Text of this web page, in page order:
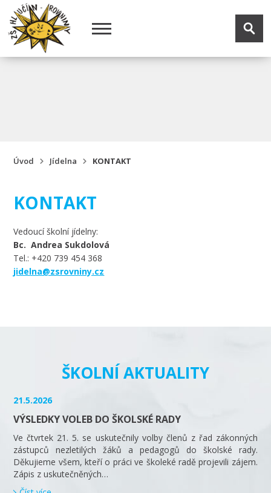
Úvod Jídelna KONTAKT
KONTAKT
Vedoucí školní jídelny:
Bc. Andrea Sukdolová
Tel.: +420 739 454 368
jidelna@zsrovniny.cz
ŠKOLNÍ AKTUALITY
21.5.2026
VÝSLEDKY VOLEB DO ŠKOLSKÉ RADY
Ve čtvrtek 21. 5. se uskutečnily volby členů z řad zákonných
zástupců nezletilých žáků a pedagogů do školské rady.
Děkujieme všem, kteří o práci ve školeké radě projevili zájem.
Zápis z uskutečněných…